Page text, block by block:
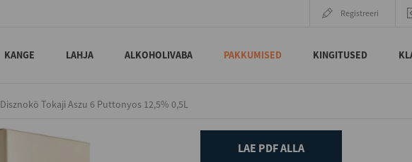
Registreeri
KANGE LAHJA ALKOHOLIVABA PAKKUMISED KINGITUSED
Disznokö Tokaji Aszu 6 Puttonyos 12,5% 0,5L
LAE PDF ALLA